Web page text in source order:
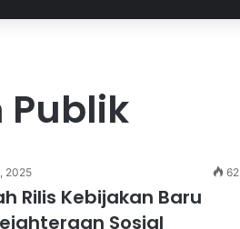
2025 62
Rilis Kebijakan Baru
Sosial